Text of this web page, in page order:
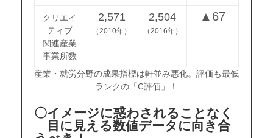
クリエイ
ティブ
関連産業
事業所数
2,571
（2010年）
2,504
（2016年）
▲67
産業・就労分野の成果指標は軒並み悪化。評価も最低
ランクの「C評価」！
〇イメージに惑わされることなく
目に見える数値データに向き合